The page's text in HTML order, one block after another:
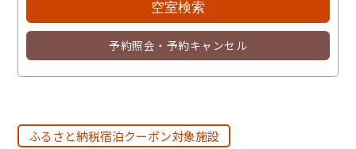
予約照会・予約キャンセル
ふるさと納税宿泊クーポン対象施設